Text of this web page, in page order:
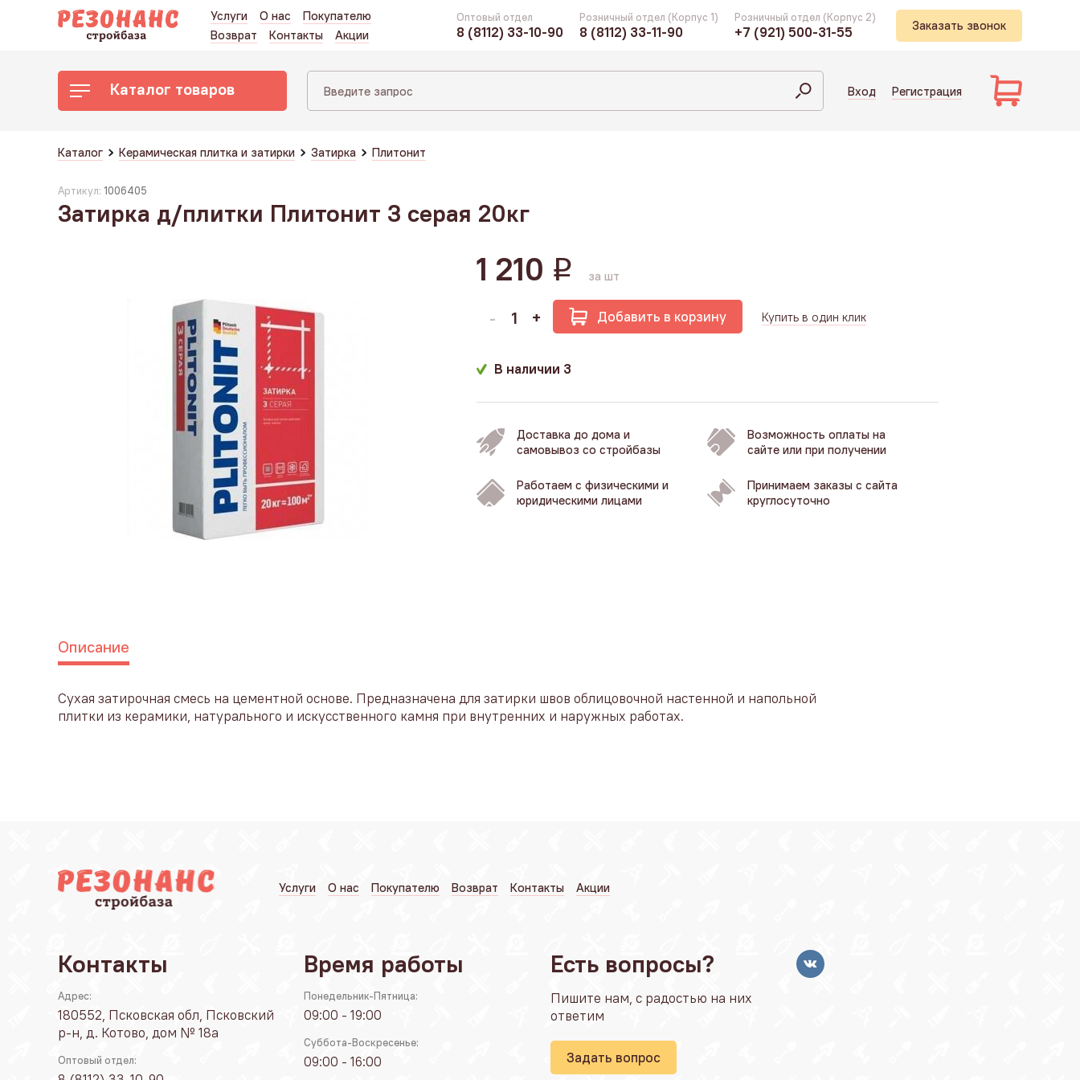
Услуги О нас
Покупателю
Возврат
Контакты Акции
Оптовый отдел
8 (8112) 33-10-90
Розничный отдел (Корпус 1)
8 (8112) 33-11-90
Розничный отдел (Корпус 2)
+7 (921) 500-31-55 Заказать звонок
Каталог товаров Вход Регистрация
Каталог Керамическая плитка и затирки Затирка Плитонит
Артикул: 1006405
Затирка д/плитки Плитонит 3 серая 20кг
1 210 q за шт
Добавить в корзину Купить в один клик
В наличии 3
Доставка до дома и
самовывоз со стройбазы
Возможность оплаты на
сайте или при получении
Работаем с физическими и
юридическими лицами
Принимаем заказы с сайта
круглосуточно
Описание
Сухая затирочная смесь на цементной основе. Предназначена для затирки швов облицовочной настенной и напольной
плитки из керамики, натурального и искусственного камня при внутренних и наружных работах.
Услуги О нас Покупателю Возврат Контакты Акции
Контакты
Адрес:
180552, Псковская обл, Псковский
р-н, д. Котово, дом № 18а
Оптовый отдел:
Время работы
Понедельник-Пятница:
09:00 - 19:00
Суббота-Воскресенье:
09:00 - 16:00
Есть вопросы?
Пишите нам, с радостью на них
ответим
Задать вопрос